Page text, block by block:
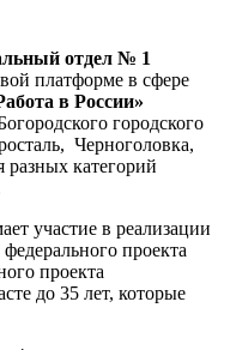
отдел № 1
платформе в сфере
в России»
городского
Черноголовка,
категорий
участие в реализации
проекта
проекта
до 35 лет, которые